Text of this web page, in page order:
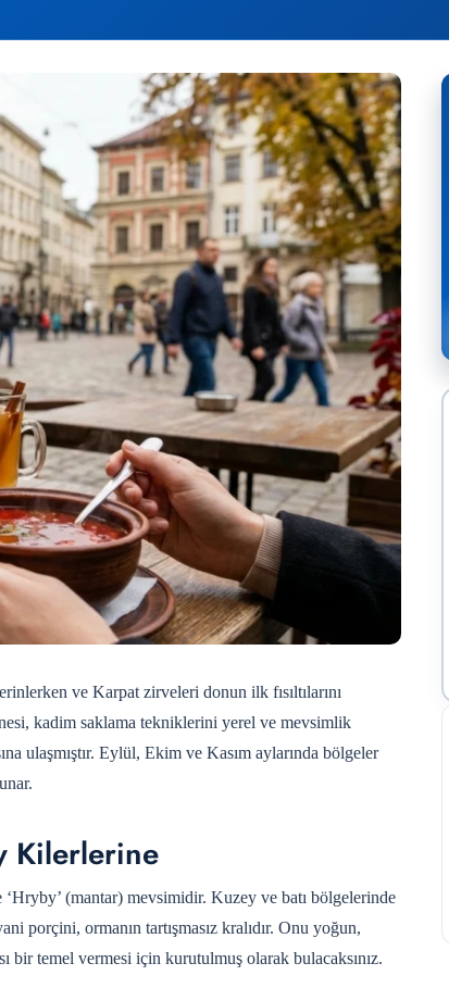
ve Karpat zirveleri donun ilk fısıltılarını
kadim saklama tekniklerini yerel ve mevsimlik
ulaşmıştır. Eylül, Ekim ve Kasım aylarında bölgeler
Kilerlerine
(mantar) mevsimidir. Kuzey ve batı bölgelerinde
porçini, ormanın tartışmasız kralıdır. Onu yoğun,
bir temel vermesi için kurutulmuş olarak bulacaksınız.